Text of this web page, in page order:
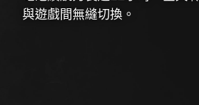
與遊戲間無縫切換。